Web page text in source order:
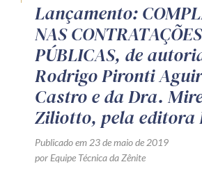
Lançamento:
NAS CONTRATAÇÕES
PÚBLICAS, de
Rodrigo Pironti
Castro e da Dra.
Ziliotto, pela editora
Publicado em 23 de maio de 2019
por Equipe Técnica da Zênite